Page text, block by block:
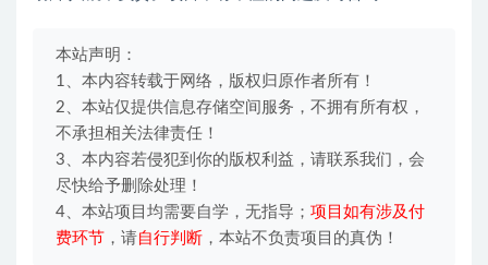
本站声明：
1、本内容转载于网络，版权归原作者所有！
2、本站仅提供信息存储空间服务，不拥有所有权，
不承担相关法律责任！
3、本内容若侵犯到你的版权利益，请联系我们，会
尽快给予删除处理！
4、本站项目均需要自学，无指导； 项目如有涉及付
费环节 ，请自行判断 ，本站不负责项目的真伪！